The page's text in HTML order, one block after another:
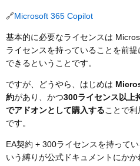
🔗Microsoft 365 Copilot
基本的に必要なライセンスは
ライセンスを持っていることを前
できるということです。
ですが、どうやら、はじめは
約があり、かつ300ライセンス以上
でアドオンとして購入することで
です。
EA契約 + 300ライセンスを持って
いう縛りが公式ドキュメントにかか